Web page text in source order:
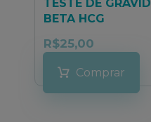
TESTE DE
BETA HCG
R$25,00
Comprar